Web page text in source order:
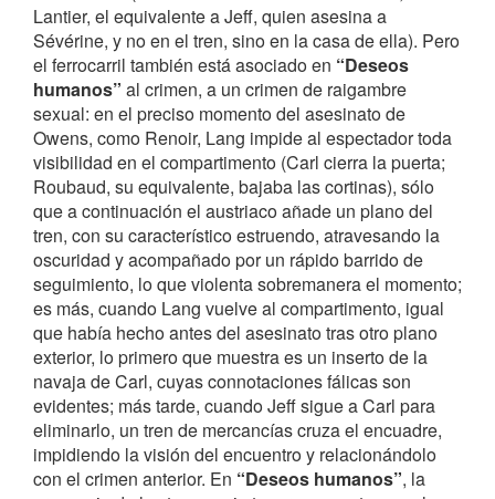
Lantier, el equivalente a Jeff, quien asesina a
Sévérine, y no en el tren, sino en la casa de ella). Pero
el ferrocarril también está asociado en “Deseos
humanos” al crimen, a un crimen de raigambre
sexual: en el preciso momento del asesinato de
Owens, como Renoir, Lang impide al espectador toda
visibilidad en el compartimento (Carl cierra la puerta;
Roubaud, su equivalente, bajaba las cortinas), sólo
que a continuación el austriaco añade un plano del
tren, con su característico estruendo, atravesando la
oscuridad y acompañado por un rápido barrido de
seguimiento, lo que violenta sobremanera el momento;
es más, cuando Lang vuelve al compartimento, igual
que había hecho antes del asesinato tras otro plano
exterior, lo primero que muestra es un inserto de la
navaja de Carl, cuyas connotaciones fálicas son
evidentes; más tarde, cuando Jeff sigue a Carl para
eliminarlo, un tren de mercancías cruza el encuadre,
impidiendo la visión del encuentro y relacionándolo
con el crimen anterior. En “Deseos humanos”, la